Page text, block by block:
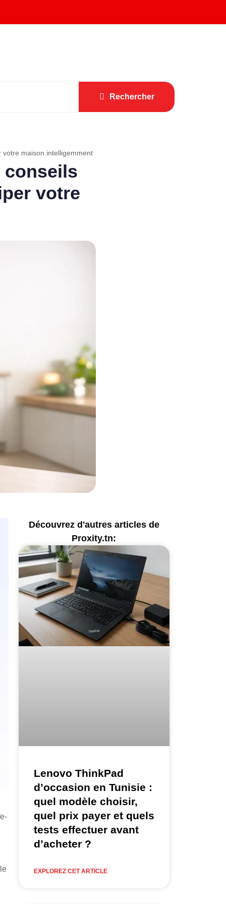
Rechercher
votre maison intelligemment
conseils
votre
Découvrez d'autres articles de
Proxity.tn:
Lenovo ThinkPad
d’occasion en Tunisie :
quel modèle choisir,
quel prix payer et quels
tests effectuer avant
d’acheter ?
EXPLOREZ CET ARTICLE